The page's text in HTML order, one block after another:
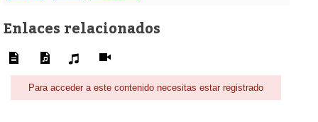
Enlaces relacionados
Para acceder a este contenido necesitas estar registrado